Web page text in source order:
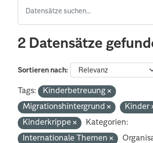
2 Datensätze
Sortieren nach
Tags:
Kinderbetreuung
Migrationshintergrund
Kinder
Kinderkrippe
Kategorien:
Internationale Themen